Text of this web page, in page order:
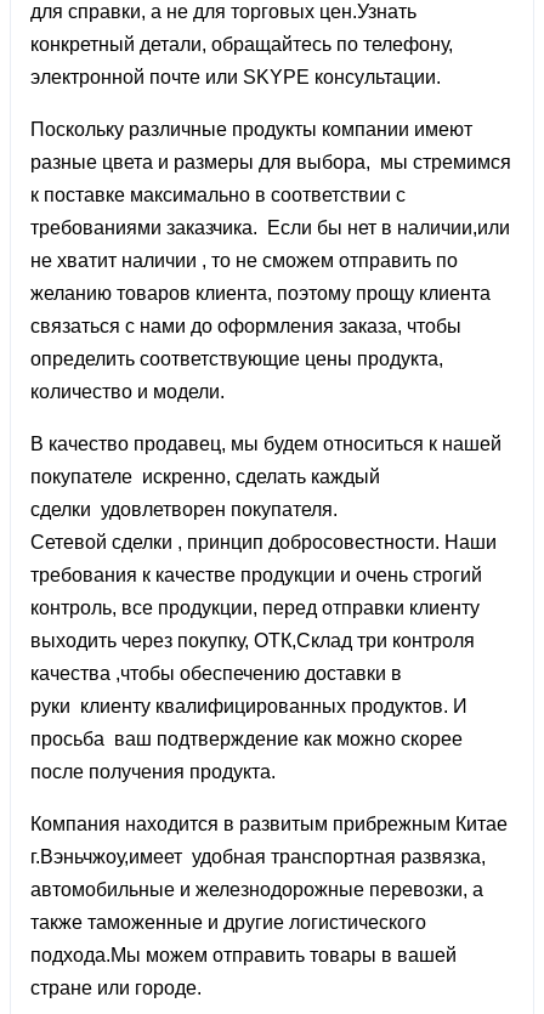
для справки, а не для торговых цен.Узнать
конкретный детали, обращайтесь по телефону,
электронной почте или SKYPE консультации.
Поскольку различные продукты компании имеют
разные цвета и размеры для выбора, мы стремимся
к поставке максимально в соответствии с
требованиями заказчика. Если бы нет в наличии,или
не хватит наличии , то не сможем отправить по
желанию товаров клиента, поэтому прощу клиента
связаться с нами до оформления заказа, чтобы
определить соответствующие цены продукта,
количество и модели.
В качество продавец, мы будем относиться к нашей
покупателе искренно, сделать каждый
сделки удовлетворен покупателя.
Сетевой сделки , принцип добросовестности. Наши
требования к качестве продукции и очень строгий
контроль, все продукции, перед отправки клиенту
выходить через покупку, ОТК,Склад три контроля
качества ,чтобы обеспечению доставки в
руки клиенту квалифицированных продуктов. И
просьба ваш подтверждение как можно скорее
после получения продукта.
Компания находится в развитым прибрежным Китае
г.Вэньчжоу,имеет удобная транспортная развязка,
автомобильные и железнодорожные перевозки, а
также таможенные и другие логистического
подхода.Мы можем отправить товары в вашей
стране или городе.